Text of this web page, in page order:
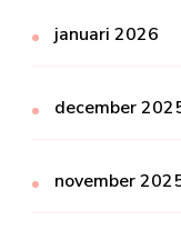
januari 2026
december
november